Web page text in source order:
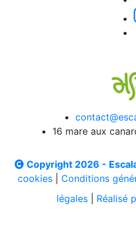
16 mare aux
Copyright 2026 -
cookies| Conditions
légales
Réalisé